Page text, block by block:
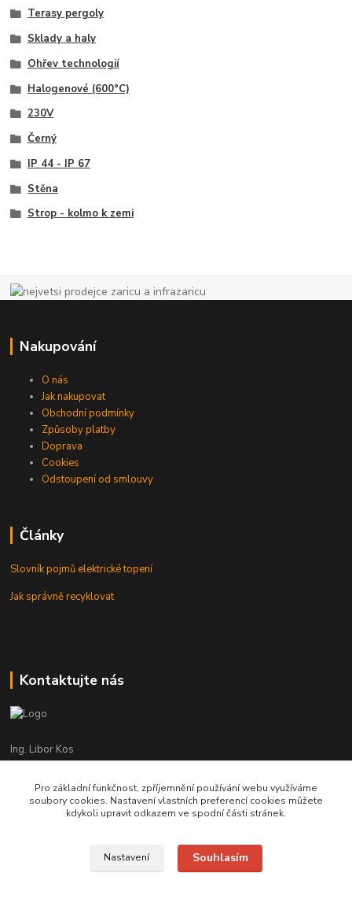
Terasy pergoly
Sklady a haly
Ohřev technologií
Halogenové (600°C)
230V
Černý
IP 44 - IP 67
Stěna
Strop - kolmo k zemi
Nakupování
O nás
Jak nakupovat
Obchodní podmínky
Způsoby platby
Doprava
Cookies
Odstoupení od smlouvy
Články
Slovník pojmů elektrické topení
Jak správně recyklovat
Kontaktujte nás
Ing. Libor Kos
+420 601 555 225
(Po-Pá: 8-17:00 hod.)
info@infrasystemy.cz
Pro základní funkčnost, zpříjemnění používání webu využíváme
soubory cookies. Nastavení vlastních preferencí cookies můžete
kdykoli upravit odkazem ve spodní části stránek.
Nastavení Souhlasím